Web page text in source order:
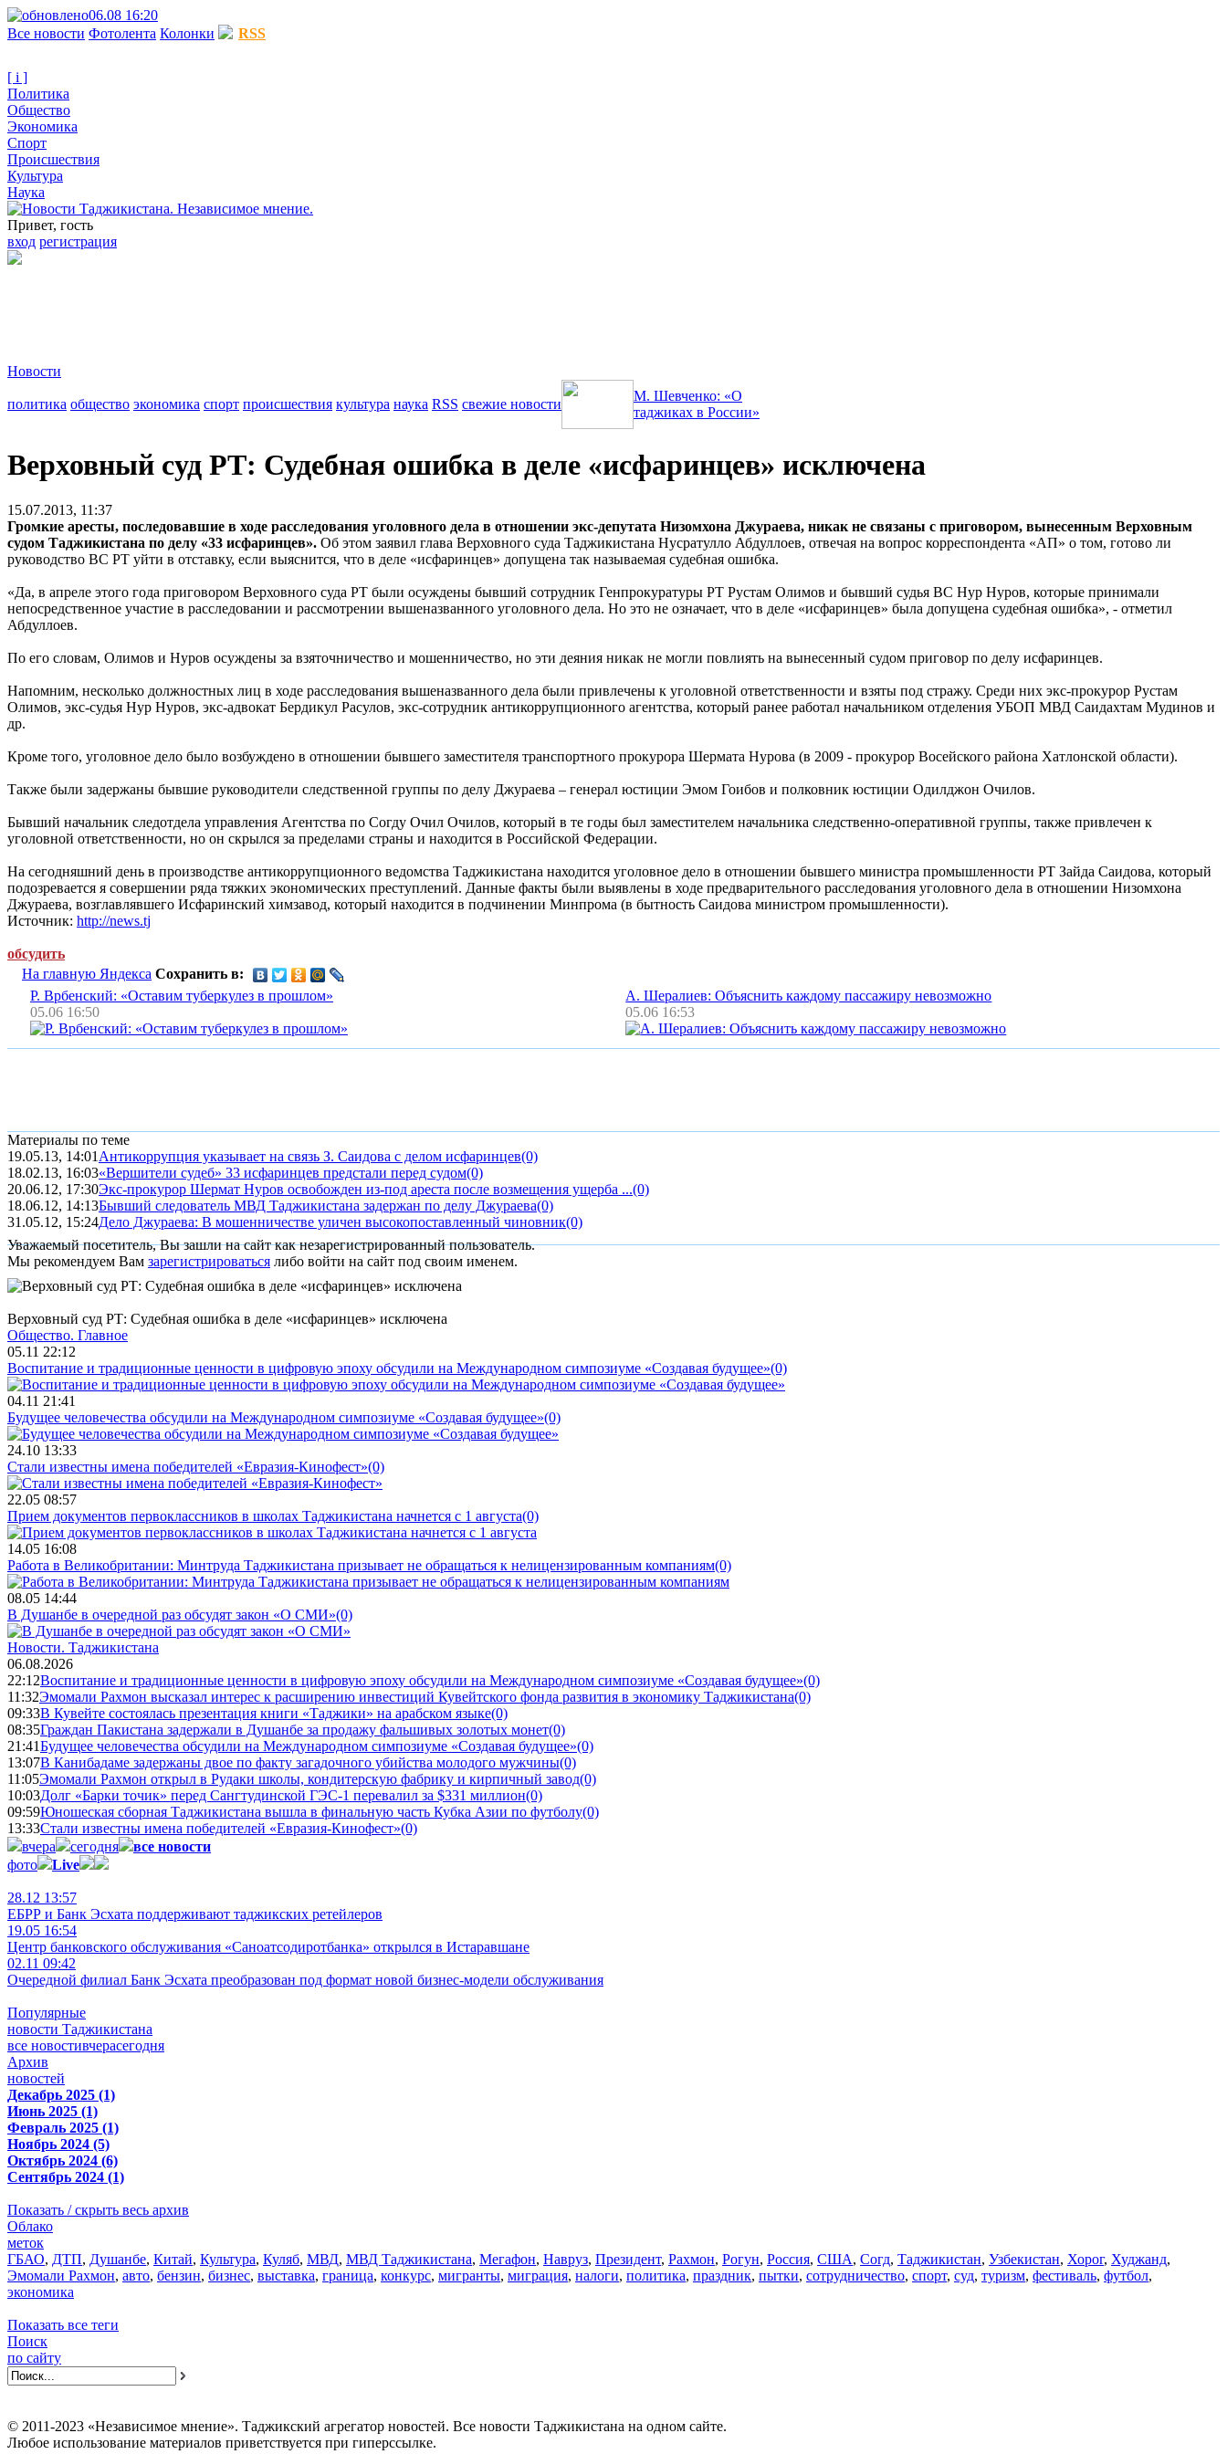
06.08 16:20
Все новости Фотолента Колонки RSS
[ i ]
Политика
Общество
Экономика
Спорт
Происшествия
Культура
Наука
Привет, гость
вход регистрация
Новости
политика общество экономика спорт происшествия культура наука RSS свежие новости
М. Шевченко: «О
таджиках в России»
Верховный суд РТ: Судебная ошибка в деле «исфаринцев» исключена
15.07.2013, 11:37
Громкие аресты, последовавшие в ходе расследования уголовного дела в отношении экс-депутата Низомхона Джураева, никак не связаны с приговором, вынесенным Верховным
судом Таджикистана по делу «33 исфаринцев». Об этом заявил глава Верховного суда Таджикистана Нусратулло Абдуллоев, отвечая на вопрос корреспондента «АП» о том, готово ли
руководство ВС РТ уйти в отставку, если выяснится, что в деле «исфаринцев» допущена так называемая судебная ошибка.
«Да, в апреле этого года приговором Верховного суда РТ были осуждены бывший сотрудник Генпрокуратуры РТ Рустам Олимов и бывший судья ВС Нур Нуров, которые принимали
непосредственное участие в расследовании и рассмотрении вышеназванного уголовного дела. Но это не означает, что в деле «исфаринцев» была допущена судебная ошибка», - отметил
Абдуллоев.
По его словам, Олимов и Нуров осуждены за взяточничество и мошенничество, но эти деяния никак не могли повлиять на вынесенный судом приговор по делу исфаринцев.
Напомним, несколько должностных лиц в ходе расследования вышеназванного дела были привлечены к уголовной ответственности и взяты под стражу. Среди них экс-прокурор Рустам
Олимов, экс-судья Нур Нуров, экс-адвокат Бердикул Расулов, экс-сотрудник антикоррупционного агентства, который ранее работал начальником отделения УБОП МВД Саидахтам Мудинов и
др.
Кроме того, уголовное дело было возбуждено в отношении бывшего заместителя транспортного прокурора Шермата Нурова (в 2009 - прокурор Восейского района Хатлонской области).
Также были задержаны бывшие руководители следственной группы по делу Джураева – генерал юстиции Эмом Гоибов и полковник юстиции Одилджон Очилов.
Бывший начальник следотдела управления Агентства по Согду Очил Очилов, который в те годы был заместителем начальника следственно-оперативной группы, также привлечен к
уголовной ответственности, но он скрылся за пределами страны и находится в Российской Федерации.
На сегодняшний день в производстве антикоррупционного ведомства Таджикистана находится уголовное дело в отношении бывшего министра промышленности РТ Зайда Саидова, который
подозревается я совершении ряда тяжких экономических преступлений. Данные факты были выявлены в ходе предварительного расследования уголовного дела в отношении Низомхона
Джураева, возглавлявшего Исфаринский химзавод, который находится в подчинении Минпрома (в бытность Саидова министром промышленности).
Источник: http://news.tj
обсудить
На главную Яндекса Сохранить в:
Р. Врбенский: «Оставим туберкулез в прошлом»
05.06 16:50
А. Шералиев: Объяснить каждому пассажиру невозможно
05.06 16:53
Материалы по теме
19.05.13, 14:01 Антикоррупция указывает на связь З. Саидова с делом исфаринцев(0)
18.02.13, 16:03«Вершители судеб» 33 исфаринцев предстали перед судом(0)
20.06.12, 17:30Экс-прокурор Шермат Нуров освобожден из-под ареста после возмещения ущерба ...(0)
18.06.12, 14:13Бывший следователь МВД Таджикистана задержан по делу Джураева(0)
31.05.12, 15:24Дело Джураева: В мошенничестве уличен высокопоставленный чиновник(0)
Уважаемый посетитель, Вы зашли на сайт как незарегистрированный пользователь.
Мы рекомендуем Вам зарегистрироваться либо войти на сайт под своим именем.
Верховный суд РТ: Судебная ошибка в деле «исфаринцев» исключена
Общество. Главное
05.11 22:12
Воспитание и традиционные ценности в цифровую эпоху обсудили на Международном симпозиуме «Создавая будущее»(0)
04.11 21:41
Будущее человечества обсудили на Международном симпозиуме «Создавая будущее»(0)
24.10 13:33
Стали известны имена победителей «Евразия-Кинофест»(0)
22.05 08:57
Прием документов первоклассников в школах Таджикистана начнется с 1 августа(0)
14.05 16:08
Работа в Великобритании: Минтруда Таджикистана призывает не обращаться к нелицензированным компаниям(0)
08.05 14:44
В Душанбе в очередной раз обсудят закон «О СМИ»(0)
Новости. Таджикистана
06.08.2026
22:12Воспитание и традиционные ценности в цифровую эпоху обсудили на Международном симпозиуме «Создавая будущее»(0)
11:32Эмомали Рахмон высказал интерес к расширению инвестиций Кувейтского фонда развития в экономику Таджикистана(0)
09:33В Кувейте состоялась презентация книги «Таджики» на арабском языке(0)
08:35Граждан Пакистана задержали в Душанбе за продажу фальшивых золотых монет(0)
21:41Будущее человечества обсудили на Международном симпозиуме «Создавая будущее»(0)
13:07В Канибадаме задержаны двое по факту загадочного убийства молодого мужчины(0)
11:05Эмомали Рахмон открыл в Рудаки школы, кондитерскую фабрику и кирпичный завод(0)
10:03Долг «Барки точик» перед Сангтудинской ГЭС-1 перевалил за $331 миллион(0)
09:59Юношеская сборная Таджикистана вышла в финальную часть Кубка Азии по футболу(0)
13:33Стали известны имена победителей «Евразия-Кинофест»(0)
вчера
сегодня
все новости
фото
Live
28.12 13:57
ЕБРР и Банк Эсхата поддерживают таджикских ретейлеров
19.05 16:54
Центр банковского обслуживания «Саноатсодиротбанка» открылся в Истаравшане
02.11 09:42
Очередной филиал Банк Эсхата преобразован под формат новой бизнес-модели обслуживания
Популярные
новости Таджикистана
все новостивчерасегодня
Архив
новостей
Декабрь 2025 (1)
Июнь 2025 (1)
Февраль 2025 (1)
Ноябрь 2024 (5)
Октябрь 2024 (6)
Сентябрь 2024 (1)
Показать / скрыть весь архив
Облако
меток
ГБАО, ДТП, Душанбе, Китай, Культура, Куляб, МВД, МВД Таджикистана, Мегафон, Навруз, Президент, Рахмон, Рогун, Россия, США, Согд, Таджикистан, Узбекистан, Хорог, Худжанд,
Эмомали Рахмон, авто, бензин, бизнес, выставка, граница, конкурс, мигранты, миграция, налоги, политика, праздник, пытки, сотрудничество, спорт, суд, туризм, фестиваль, футбол,
экономика
Показать все теги
Поиск
по сайту
© 2011-2023 «Независимое мнение». Таджикский агрегатор новостей. Все новости Таджикистана на одном сайте.
Любое использование материалов приветствуется при гиперссылке.